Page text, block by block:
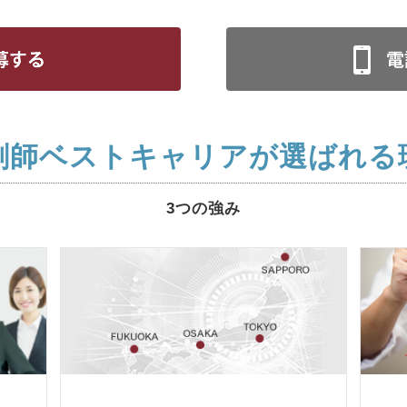
師ベストキャリアが選ばれる
3つの強み